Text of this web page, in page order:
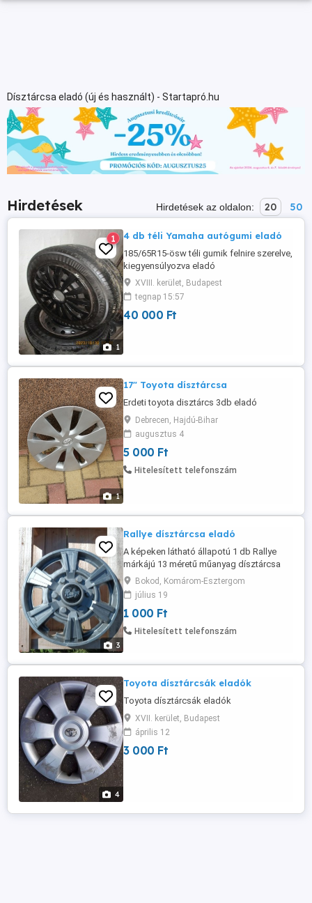
Dísztárcsa eladó (új és használt) - Startapró.hu
Hirdetések Hirdetések az oldalon: 20 50
1
1 4 db téli Yamaha autógumi eladó
185/65R15-ösw téli gumik felnire szerelve,
kiegyensúlyozva eladó
XVIII. kerület, Budapest
tegnap 15:57
40 000 Ft
1
17" Toyota dísztárcsa
Erdeti toyota disztárcs 3db eladó
Debrecen, Hajdú-Bihar
augusztus 4
5 000 Ft
Hitelesített telefonszám
3
Rallye dísztárcsa eladó
A képeken látható állapotú 1 db Rallye
márkájú 13 méretű műanyag dísztárcsa
eladó.Bokod, Komárom-Esztergom
július 19
1 000 Ft
Hitelesített telefonszám
4
Toyota dísztárcsák eladók
Toyota dísztárcsák eladók
XVII. kerület, Budapest
április 12
3 000 Ft